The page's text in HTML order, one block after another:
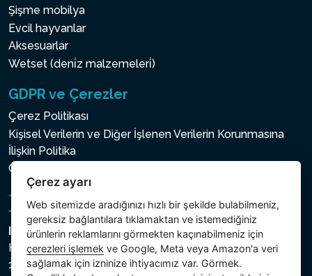
Şişme mobilya
Evcil hayvanlar
Aksesuarlar
Wetset (deni̇z malzemeleri̇)
GDPR ve Çerezler
Çerez Politikası
Kişisel Verilerin ve Diğer İşlenen Verilerin Korunmasına
İlişkin Politika
Çerez ayarı
Intex Trading, s.r.o.
Hradecká 2526/3
130 00 Praha 3
Çerez ayarı
Web sitemizde aradığınızı hızlı bir şekilde bulabilmeniz,
gereksiz bağlantılara tıklamaktan ve istemediğiniz
ürünlerin reklamlarını görmekten kaçınabilmeniz için
çerezleri işlemek ve Google, Meta veya Amazon'a veri
sağlamak için izninize ihtiyacımız var. Görmek.